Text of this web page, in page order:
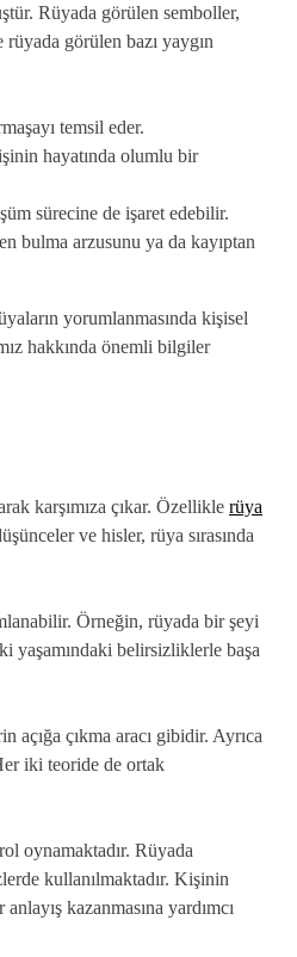
Rüyada görülen semboller,
görülen bazı yaygın
temsil eder.
hayatında olumlu bir
sürecine de işaret edebilir.
bulma arzusunu ya da kayıptan
yorumlanmasında kişisel
hakkında önemli bilgiler
karşımıza çıkar. Özellikle rüya
ve hisler, rüya sırasında
Örneğin, rüyada bir şeyi
yaşamındaki belirsizliklerle başa
açığa çıkma aracı gibidir. Ayrıca
iki teoride de ortak
oynamaktadır. Rüyada
kullanılmaktadır. Kişinin
kazanmasına yardımcı